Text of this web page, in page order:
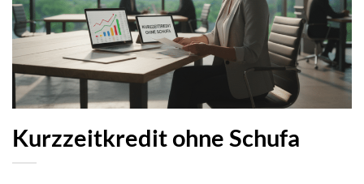
Kurzzeitkredit ohne Schufa